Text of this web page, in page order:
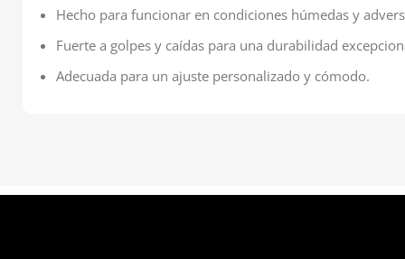
Hecho para funcionar en condiciones húmedas y
Fuerte a golpes y caídas para una durabilidad
Adecuada para un ajuste personalizado y cómodo.